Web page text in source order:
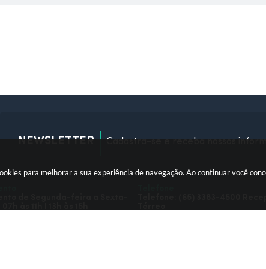
para melhorar a sua experiência de navegação. Ao continuar você
NEWSLETTER Cadastra-se e receba nossos